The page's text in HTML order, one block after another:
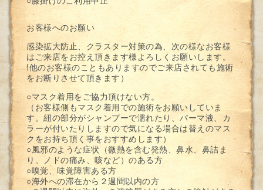
お客様へのお願い
感染拡大防止、クラスター対策の為、次の様なお客様
はご来店をお控え頂きます様よろしくお願いします。
(他のお客様のこともありますのでご来店されても施術
をお断りさせて頂きます）
○マスク着用をご協力頂けない方。
（お客様側もマスク着用での施術をお願いしていま
す。紐の部分がシャンプーで濡れたり、パーマ液、カ
ラーが付いたりしますので気になる場合は替えのマス
クをお持ち頂く事をおすすめします）
○風邪のような症状（微熱を含む発熱、鼻水、鼻詰ま
り、ノドの痛み、咳など）のある方
○嗅覚、味覚障害ある方
○海外への滞在から２週間以内の方